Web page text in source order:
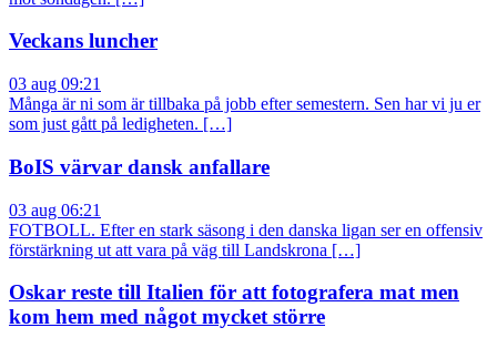
Veckans luncher
03 aug 09:21
Många är ni som är tillbaka på jobb efter semestern. Sen har vi ju er
som just gått på ledigheten. […]
BoIS värvar dansk anfallare
03 aug 06:21
FOTBOLL. Efter en stark säsong i den danska ligan ser en offensiv
förstärkning ut att vara på väg till Landskrona […]
Oskar reste till Italien för att fotografera mat men
kom hem med något mycket större